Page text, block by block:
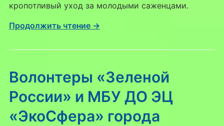
кропотливый уход за молодыми саженцами.
Продолжить чтение →
Волонтеры «Зеленой
России» и МБУ ДО ЭЦ
«ЭкоСфера» города